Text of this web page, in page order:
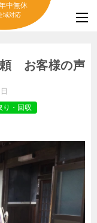
中無休
域対応
頼 お客様の声
り・回収